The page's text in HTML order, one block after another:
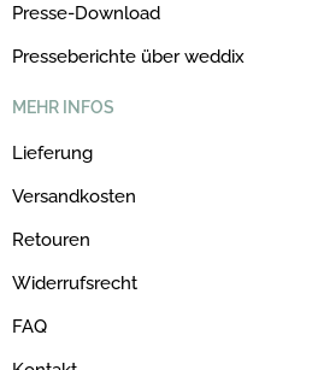
Presse-Download
Presseberichte über weddix
MEHR INFOS
Lieferung
Versandkosten
Retouren
Widerrufsrecht
FAQ